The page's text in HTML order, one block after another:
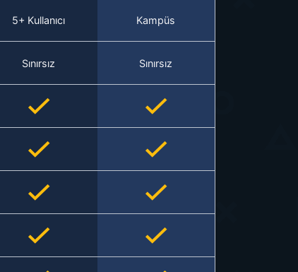
5+ Kullanıcı Kampüs
Sınırsız Sınırsız